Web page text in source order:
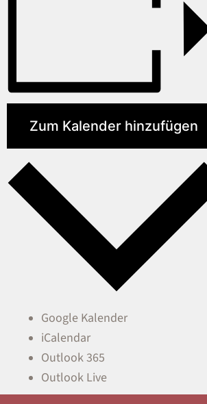
Zum Kalender hinzufügen
Google Kalender
iCalendar
Outlook 365
Outlook Live